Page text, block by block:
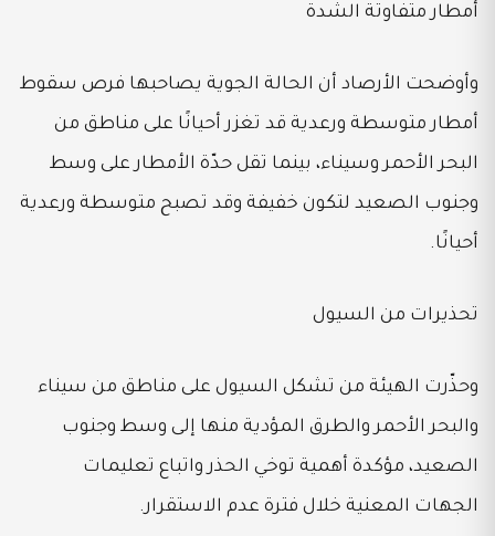
أمطار متفاوتة الشدة
وأوضحت الأرصاد أن الحالة الجوية يصاحبها فرص سقوط
أمطار متوسطة ورعدية قد تغزر أحيانًا على مناطق من
البحر الأحمر وسيناء، بينما تقل حدّة الأمطار على وسط
وجنوب الصعيد لتكون خفيفة وقد تصبح متوسطة ورعدية
أحيانًا.
تحذيرات من السيول
وحذّرت الهيئة من تشكل السيول على مناطق من سيناء
والبحر الأحمر والطرق المؤدية منها إلى وسط وجنوب
الصعيد، مؤكدة أهمية توخي الحذر واتباع تعليمات
الجهات المعنية خلال فترة عدم الاستقرار.